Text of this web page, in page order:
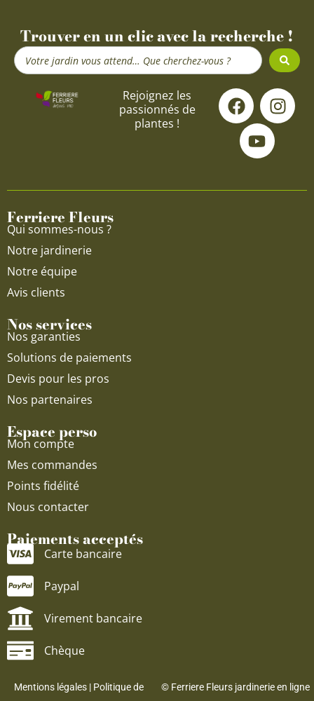
Trouver en un clic avec la recherche !
Search
...
Rejoignez les
passionnés de
plantes !
F
a
c
e
o
I
n
s
g
Y
o
u
t
u
b
Ferriere Fleurs
Qui sommes-nous ?
Notre jardinerie
Notre équipe
Avis clients
Nos services
Nos garanties
Solutions de paiements
Devis pour les pros
Nos partenaires
Espace perso
Mon compte
Mes commandes
Points fidélité
Nous contacter
Paiements acceptés
Carte bancaire
Paypal
Virement bancaire
Chèque
Mentions légales| Politique de
© Ferriere Fleurs jardinerie en ligne